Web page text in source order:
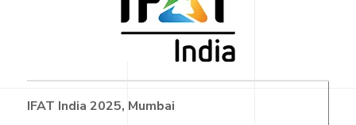
IFAT India 2025, Mumbai